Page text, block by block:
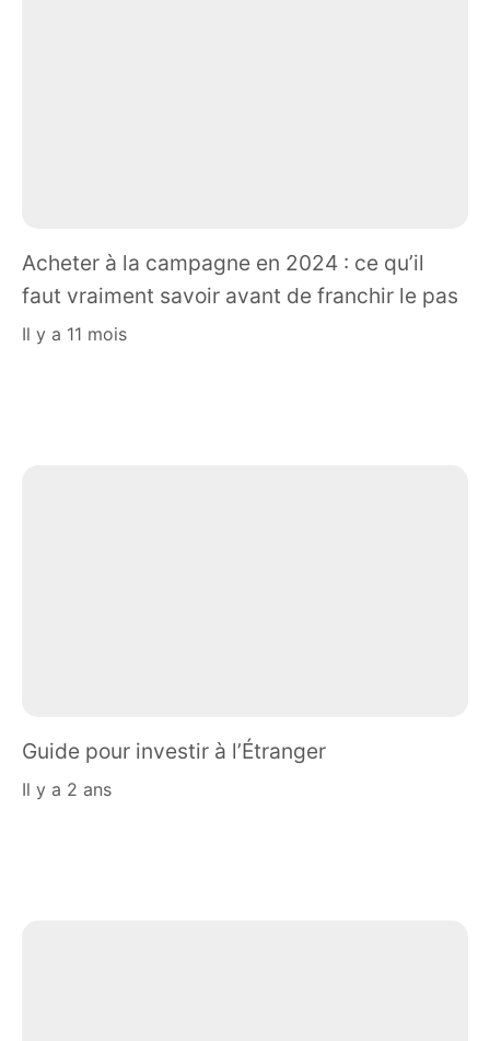
Acheter à la campagne en 2024 : ce qu’il
faut vraiment savoir avant de franchir le pas
il y a 11 mois
Guide pour investir à l’Étranger
il y a 2 ans